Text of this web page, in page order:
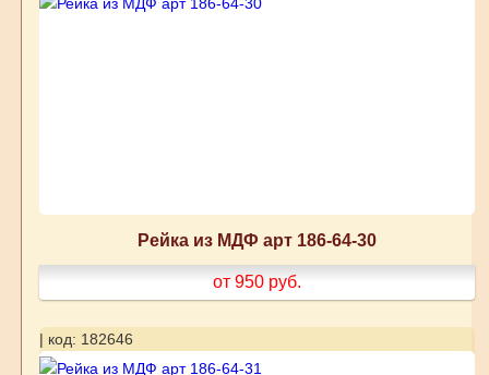
Рейка из МДФ арт 186-64-30
от 950 руб.
| код: 182646